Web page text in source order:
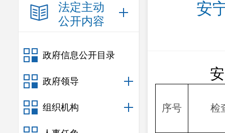
法定主动
公开内容
政府信息公开目录
政府领导
组织机构
安
序号 检